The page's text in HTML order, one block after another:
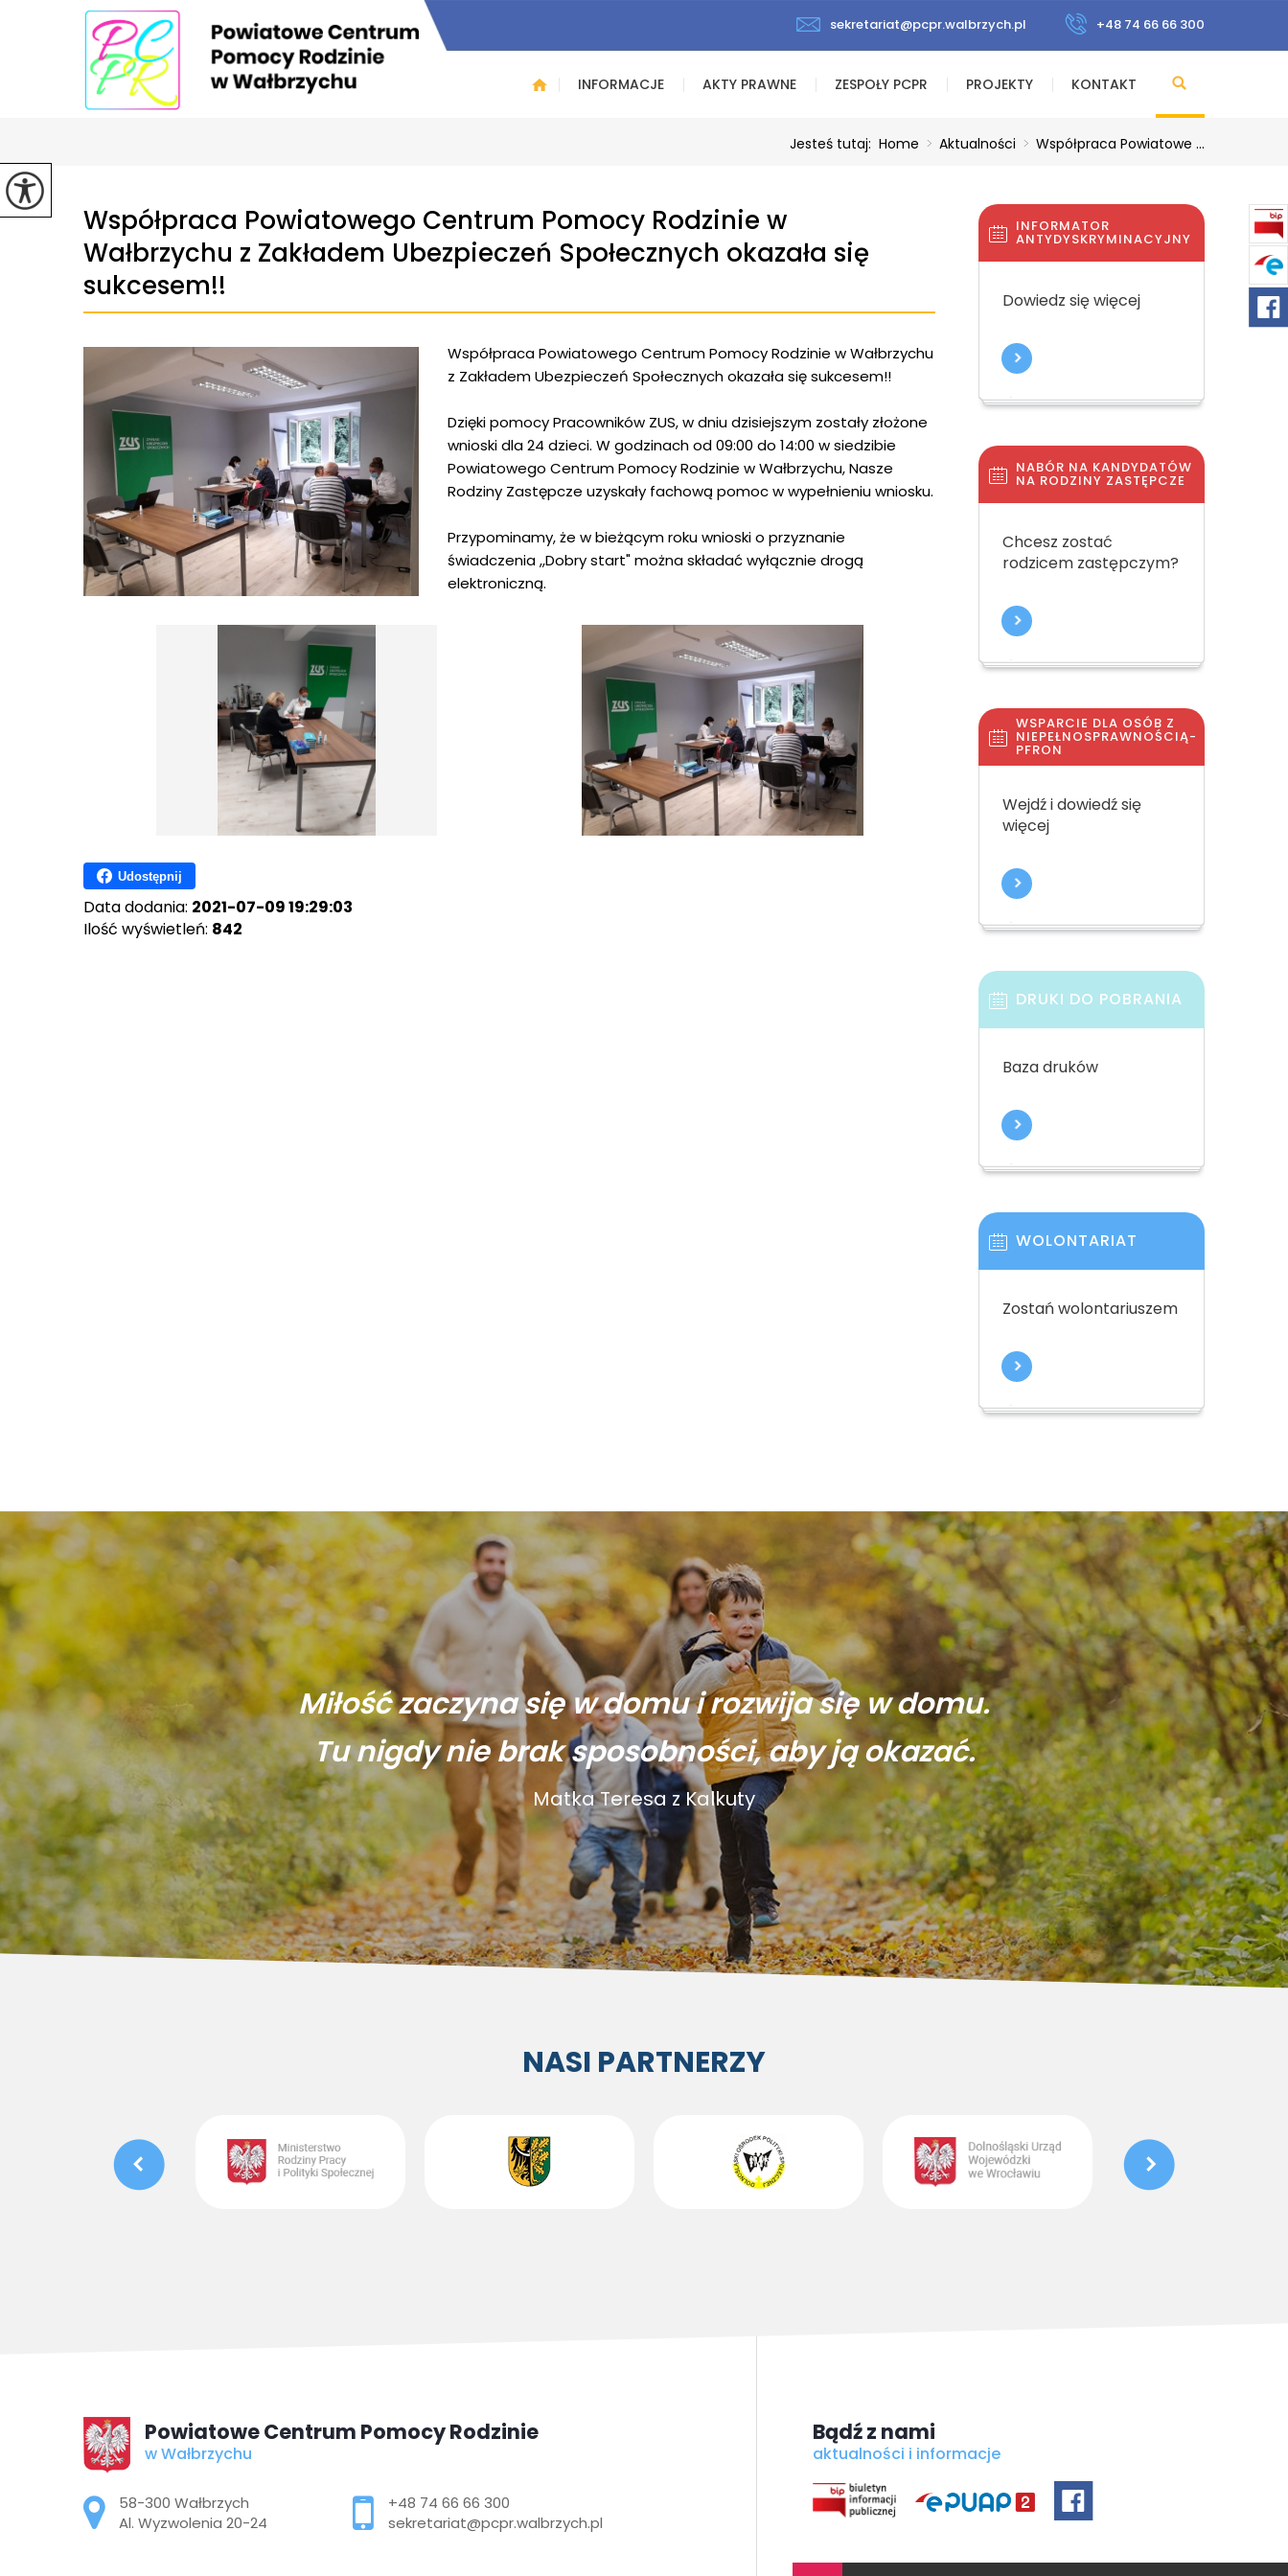
sekretariat@pcpr.walbrzych.pl +48 74 66 66 300
INFORMACJE AKTY PRAWNE ZESPOŁY PCPR PROJEKTY KONTAKT
Jesteś tutaj: Home > Aktualności > Współpraca Powiatowe ...
Współpraca Powiatowego Centrum Pomocy Rodzinie w
Wałbrzychu z Zakładem Ubezpieczeń Społecznych okazała się
sukcesem!!
Współpraca Powiatowego Centrum Pomocy Rodzinie w Wałbrzychu
z Zakładem Ubezpieczeń Społecznych okazała się sukcesem!!
Dzięki pomocy Pracowników ZUS, w dniu dzisiejszym zostały złożone
wnioski dla 24 dzieci. W godzinach od 09:00 do 14:00 w siedzibie
Powiatowego Centrum Pomocy Rodzinie w Wałbrzychu, Nasze
Rodziny Zastępcze uzyskały fachową pomoc w wypełnieniu wniosku.
Przypominamy, że w bieżącym roku wnioski o przyznanie
świadczenia ,,Dobry start" można składać wyłącznie drogą
elektroniczną.
Udostępnij
Data dodania: 2021-07-09 19:29:03
Ilość wyświetleń: 842
INFORMATOR
ANTYDYSKRYMINACYJNY
Dowiedz się więcej
NABÓR NA KANDYDATÓW
NA RODZINY ZASTĘPCZE
Chcesz zostać
rodzicem zastępczym?
WSPARCIE DLA OSÓB Z
NIEPEŁNOSPRAWNOŚCIĄ-
PFRON
Wejdź i dowiedź się
więcej
DRUKI DO POBRANIA
Baza druków
WOLONTARIAT
Zostań wolontariuszem
Miłość zaczyna się w domu i rozwija się w domu.
Tu nigdy nie brak sposobności, aby ją okazać.
Matka Teresa z Kalkuty
NASI PARTNERZY
Powiatowe Centrum Pomocy Rodzinie
w Wałbrzychu
Adres pocztowy:
58-300 Wałbrzych
Al. Wyzwolenia 20-24
+48 74 66 66 300
sekretariat@pcpr.walbrzych.pl
Bądź z nami
aktualności i informacje